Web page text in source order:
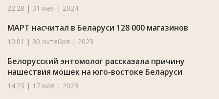
22:28 | 31 мая | 2024
МАРТ насчитал в Беларуси 128 000 магазинов
10:01 | 30 октября | 2023
Белорусский энтомолог рассказала причину
нашествия мошек на юго-востоке Беларуси
14:25 | 17 мая | 2023